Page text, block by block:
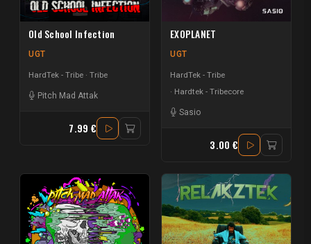
Old School Infection
UGT
HardTek - Tribe Tribe
Pitch Mad Attak
7.99 €
EXOPLANET
UGT
HardTek - Tribe
Hardtek - Tribecore
Sasio
3.00 €